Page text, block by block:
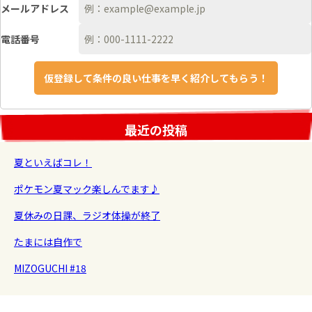
メールアドレス
電話番号
最近の投稿
夏といえばコレ！
ポケモン夏マック楽しんでます♪
夏休みの日課、ラジオ体操が終了
たまには自作で
MIZOGUCHI #18